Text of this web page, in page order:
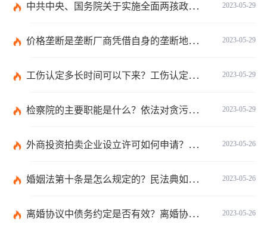
2023-05-29
中共中央、国务院关于实施全面两孩政策改革完善计划生育服务管理的决定第八条是什么内容？
2023-05-29
价格垄断是垄断厂商凭借自身的垄断地位吗？国家明令禁止的价格垄断协议行为有哪些？
2023-05-29
工伤认定多长时间可以下来？工伤认定是哪个部门认定？
2023-05-29
检察院的主要职能是什么？依法对贪污贿赂犯罪案件的刑罚标准是什么？
2023-05-26
外商投资拍卖企业设立许可如何申请？申请材料需要哪些？
2023-05-26
婚姻法第十条是怎么规定的？民法典如何认定共同生活？
2023-05-26
离婚协议中债务约定是否有效？离婚协议中有哪些约定事项？